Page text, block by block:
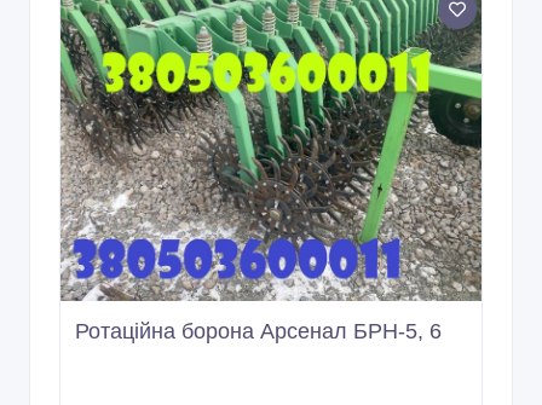
Ротаційна борона Арсенал БРН-5, 6